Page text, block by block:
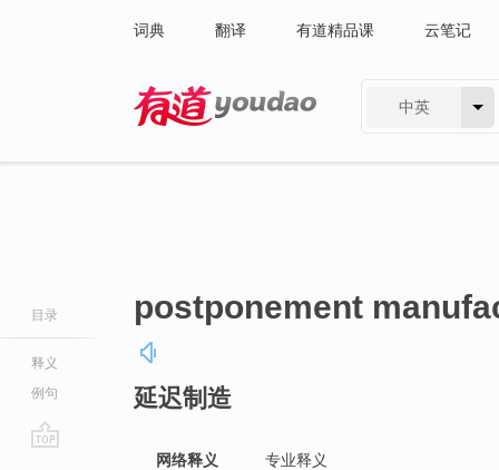
词典 翻译 有道精品课 云笔记
中英
目录
释义
例句
postponement
延迟制造
网络释义 专业释义